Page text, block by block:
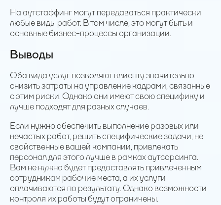
На аутстаффинг могут передаваться практически
любые виды работ. В том числе, это могут быть и
основные бизнес-процессы организации.
Выводы
Оба вида услуг позволяют клиенту значительно
снизить затраты на управление кадрами, связанные
с этим риски. Однако они имеют свою специфику и
лучше подходят для разных случаев.
Если нужно обеспечить выполнение разовых или
нечастых работ, решить специфические задачи, не
свойственные вашей компании, привлекать
персонал для этого лучше в рамках аутсорсинга.
Вам не нужно будет предоставлять привлеченным
сотрудникам рабочие места, а их услуги
оплачиваются по результату. Однако возможности
контроля их работы будут ограничены.